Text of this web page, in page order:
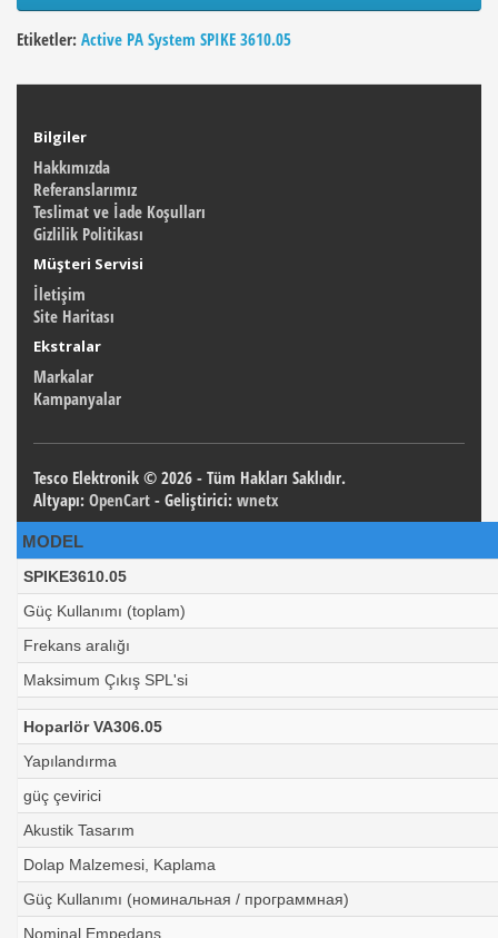
Etiketler: Active PA System SPIKE 3610.05
Bilgiler
Hakkımızda
Referanslarımız
Teslimat ve İade Koşulları
Gizlilik Politikası
Müşteri Servisi
İletişim
Site Haritası
Ekstralar
Markalar
Kampanyalar
Tesco Elektronik © 2026 - Tüm Hakları Saklıdır.
Altyapı: OpenCart - Geliştirici: wnetx
MODEL
SPIKE3610.05
Güç Kullanımı (toplam)
Frekans aralığı
Maksimum Çıkış SPL'si
Hoparlör VA306.05
Yapılandırma
güç çevirici
Akustik Tasarım
Dolap Malzemesi, Kaplama
Güç Kullanımı (номинальная / программная)
Nominal Empedans